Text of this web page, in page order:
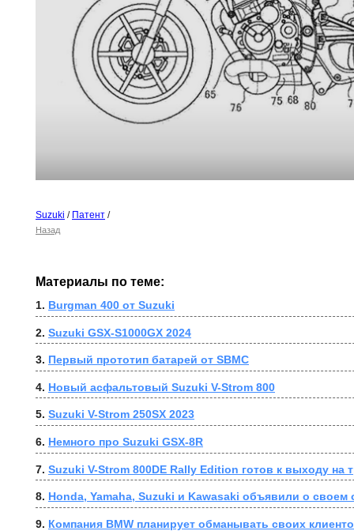
Suzuki / Патент /
Назад
Материалы по теме:
1. Burgman 400 от Suzuki
2. Suzuki GSX-S1000GX 2024
3. Первый прототип батарей от SBMC
4. Новый асфальтовый Suzuki V-Strom 800
5. Suzuki V-Strom 250SX 2023
6. Немного про Suzuki GSX-8R
7. Suzuki V-Strom 800DE Rally Edition готов к выходу на
8. Honda, Yamaha, Suzuki и Kawasaki объявили о своем
9. Компания BMW планирует обманывать своих